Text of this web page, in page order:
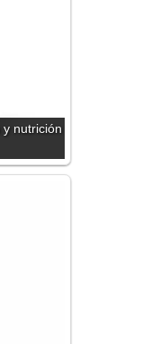
nutrición